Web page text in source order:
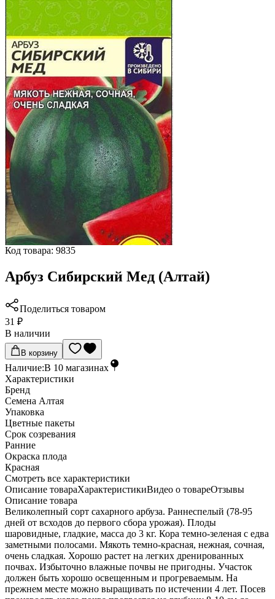
Код товара: 9835
Арбуз Сибирский Мед (Алтай)
Поделиться товаром
31 ₽
В наличии
В корзину
Наличие:В 10 магазинах
Характеристики
Бренд
Семена Алтая
Упаковка
Цветные пакеты
Срок созревания
Ранние
Окраска плода
Красная
Cмотреть все характеристики
Описание товараХарактеристикиВидео о товареОтзывы
Описание товара
Великолепный сорт сахарного арбуза. Раннеспелый (78-95
дней от всходов до первого сбора урожая). Плоды
шаровидные, гладкие, масса до 3 кг. Кора темно-зеленая с едва
заметными полосами. Мякоть темно-красная, нежная, сочная,
очень сладкая. Хорошо растет на легких дренированных
почвах. Избыточно влажные почвы не пригодны. Участок
должен быть хорошо освещенным и прогреваемым. На
прежнем месте можно выращивать по истечении 4 лет. Посев